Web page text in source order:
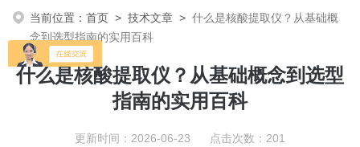
当前位置：首页 >技术文章 >什么是核酸提取仪？从基础概
念到选型指南的实用百科
什么是核酸提取仪？从基础概念到选型
指南的实用百科
更新时间：2026-06-23 点击次数：201